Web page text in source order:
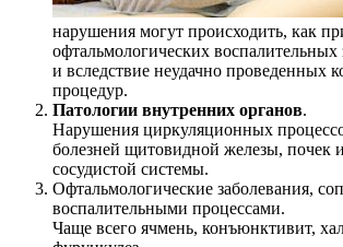
нарушения могут происходить, как
офтальмологических воспалительных
и вследствие неудачно проведенных
процедур.
Патологии внутренних органов.
Нарушения циркуляционных
болезней щитовидной железы, почек
сосудистой системы.
Офтальмологические заболевания,
воспалительными процессами.
Чаще всего ячмень, конъюнктивит,